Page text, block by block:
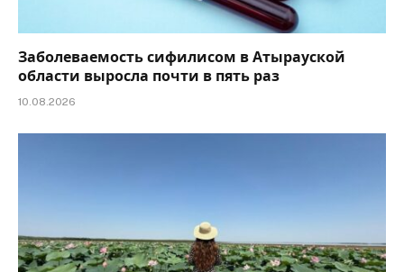
Заболеваемость сифилисом в Атырауской
области выросла почти в пять раз
10.08.2026